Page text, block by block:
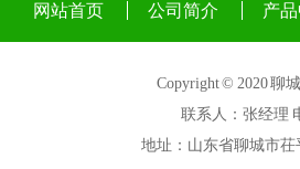
网站首页 公司简介 产
Copyright © 2020 聊
联系人：张经理
地址：山东省聊城市